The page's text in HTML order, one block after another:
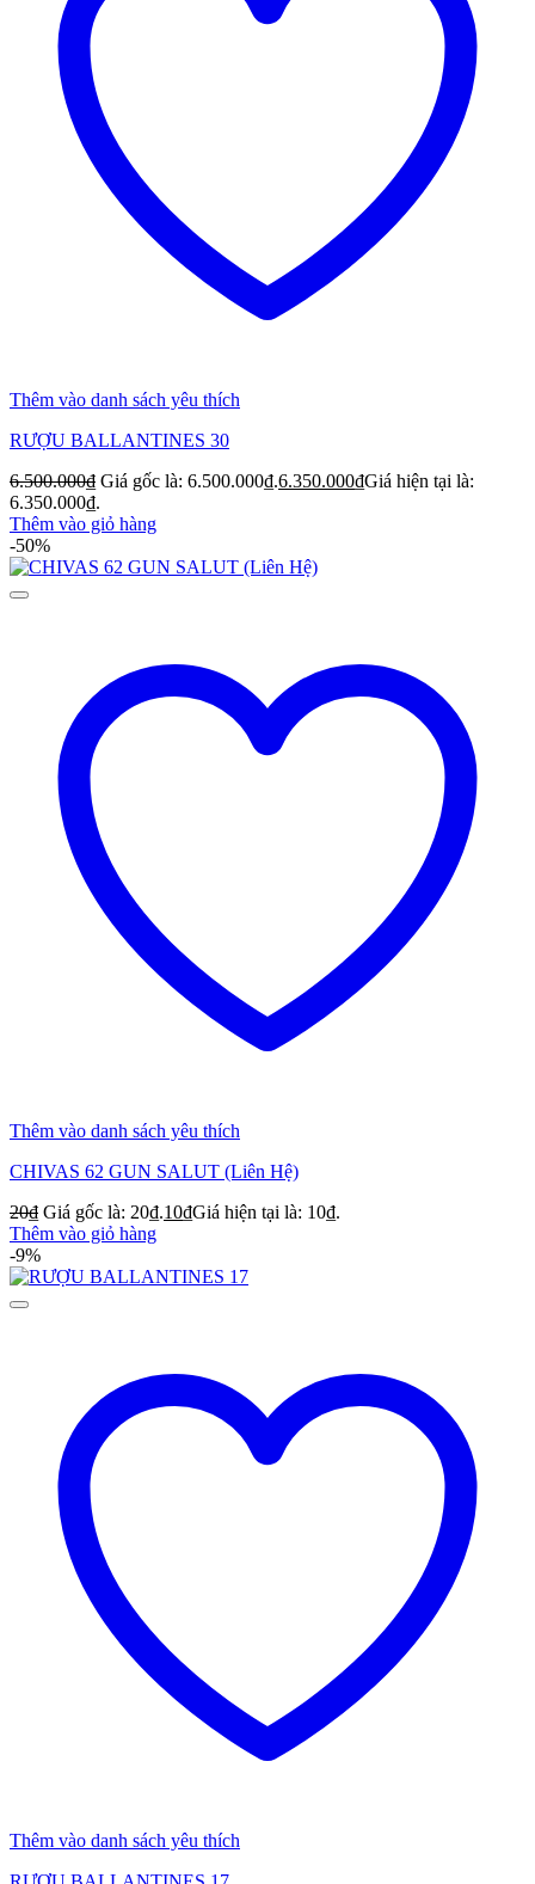
Thêm vào danh sách yêu thích
RƯỢU BALLANTINES 30
6.500.000₫ Giá gốc là: 6.500.000₫.6.350.000₫Giá hiện tại là:
6.350.000₫.
Thêm vào giỏ hàng
-50%
Thêm vào danh sách yêu thích
CHIVAS 62 GUN SALUT (Liên Hệ)
20₫ Giá gốc là: 20₫.10₫Giá hiện tại là: 10₫.
Thêm vào giỏ hàng
-9%
Thêm vào danh sách yêu thích